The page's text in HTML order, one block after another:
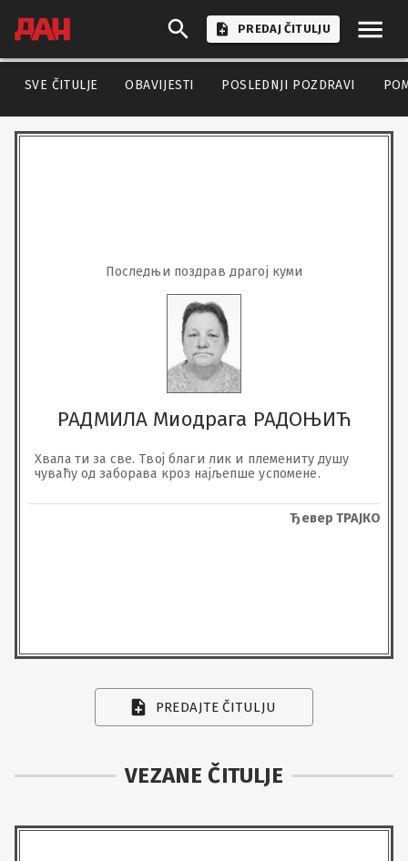
PREDAJ ČITULJU
SVE ČITULJE OBAVIJESTI POSLEDNJI POZDRAVI
Последњи поздрав драгој куми
РАДМИЛА Миодрага РАДОЊИЋ
Хвала ти за све. Твој благи лик и племениту душу
чуваћу од заборава кроз најљепше успомене.
Ђевер ТРАЈКО
PREDAJTE ČITULJU
VEZANE ČITULJE